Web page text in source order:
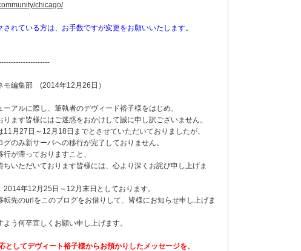
chicago/
れている方は、お手数ですが変更をお願いいたします。
編集部 (2014年12月26日）
アルに際し、筆執者のデヴィード裕子様をはじめ、
ます皆様にはご迷惑をおかけして誠に申し訳ございません。
11月27日～12月18日までとさせていただいておりましたが、
のみ新サーバへの移行が完了しておりません。
が滞っておりますこと、
いただいております皆様には、心より深くお詫び申し上げま
年12月25日～12月末日としております。
先のurlをこのブログをお借りして、皆様にお知らせ申し上げま
う何卒宜しくお願い申し上げます。
してデヴィート裕子様からお預かりしたメッセージを、